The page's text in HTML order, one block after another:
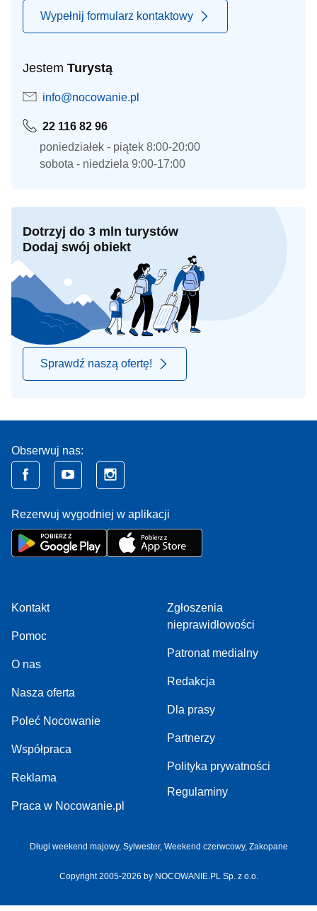
Wypełnij formularz kontaktowy
Jestem Turystą
info@nocowanie.pl
22 116 82 96
poniedziałek - piątek 8:00-20:00
sobota - niedziela 9:00-17:00
Dotrzyj do 3 mln turystów
Dodaj swój obiekt
Sprawdź naszą ofertę!
Obserwuj nas:
Rezerwuj wygodniej w aplikacji
Kontakt
Pomoc
O nas
Nasza oferta
Poleć Nocowanie
Współpraca
Reklama
Praca w Nocowanie.pl
Zgłoszenia
nieprawidłowości
Patronat medialny
Redakcja
Dla prasy
Partnerzy
Polityka prywatności
Regulaminy
Długi weekend majowy, Sylwester, Weekend czerwcowy, Zakopane
Copyright 2005-2026 by NOCOWANIE.PL Sp. z o.o.